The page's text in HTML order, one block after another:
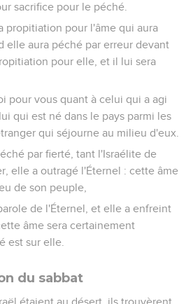
sacrifice pour le péché.
propitiation pour l'âme qui aura
elle aura péché par erreur devant
pour elle, et il lui sera
pour vous quant à celui qui a agi
qui est né dans le pays parmi les
qui séjourne au milieu d'eux.
par fierté, tant l'Israélite de
elle a outragé l'Éternel : cette âme
de son peuple,
de l'Éternel, et elle a enfreint
âme sera certainement
est sur elle.
du sabbat
étaient au désert, ils trouvèrent